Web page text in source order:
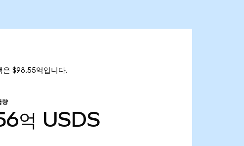
은 $98.55억입니다.
량
억 USDS